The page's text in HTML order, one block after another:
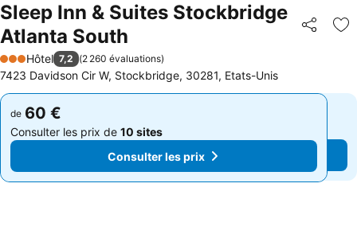
Sleep Inn & Suites Stockbridge
Atlanta South
Partager
3 Étoiles
Hôtel 7,2 (2 260 évaluations)
7423 Davidson Cir W, Stockbridge, 30281, Etats-Unis
de 60 €
Consulter les prix de 10 sites
Consulter les prix
de 60 €
Consulter les prix de 10 sites
Consulter les prix